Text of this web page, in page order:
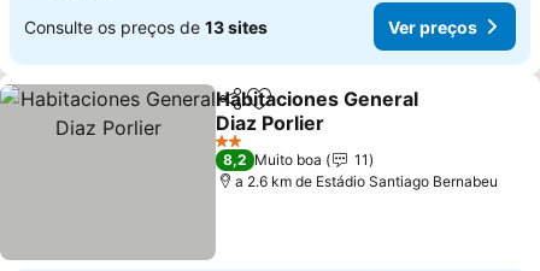
Consulte os preços de 13 sites Ver preços
PartilharAdicionar aos favoritos
Habitaciones General
Diaz Porlier
2 Estrelas
8,2 Muito boa
11
a 2.6 km de Estádio Santiago Bernabeu